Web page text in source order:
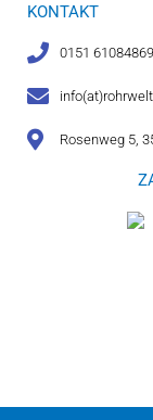
KONTAKT
0151 61084869
Rosenweg 5,